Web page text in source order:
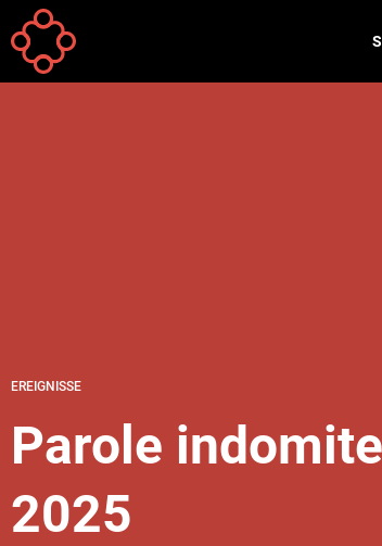
Direkt zum Inhalt
EREIGNISSE
Parole
2025